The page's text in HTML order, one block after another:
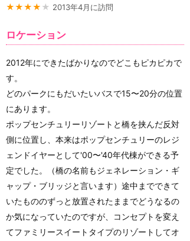
★★★★ ★ 2013年4月に訪問
ロケーション
2012年にできたばかりなのでどこもピカピカで
す。
どのパークにもだいたいバスで15〜20分の位置
にあります。
ポップセンチュリーリゾートと橋を挟んだ反対
側に位置し、本来はポップセンチュリーのレジ
ェンドイヤーとして'00〜'40年代棟ができる予
定でした。（橋の名前もジェネレーション・ギ
ャップ・ブリッジと言います）途中までできて
いたもののずっと放置されたままでどうなるの
か気になっていたのですが、コンセプトを変え
てファミリースイートタイプのリゾートしてオ